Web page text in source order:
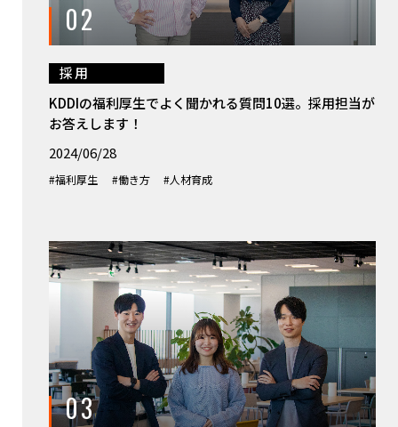
02
採用
KDDIの福利厚生でよく聞かれる質問10選。採用担当が
お答えします！
2024/06/28
#福利厚生 #働き方 #人材育成
03